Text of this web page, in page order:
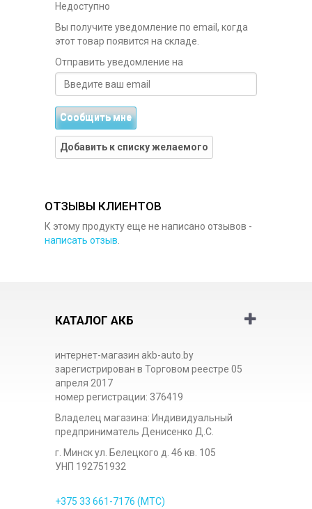
Недоступно
Вы получите уведомление по email, когда
этот товар появится на складе.
Отправить уведомление на
Сообщить мне
Добавить к списку желаемого
ОТЗЫВЫ КЛИЕНТОВ
К этому продукту еще не написано отзывов -
написать отзыв.
КАТАЛОГ АКБ
интернет-магазин akb-auto.by
зарегистрирован в Торговом реестре 05
апреля 2017
номер регистрации: 376419
Владелец магазина: Индивидуальный
предприниматель Денисенко Д.С.
г. Минск ул. Белецкого д. 46 кв. 105
УНП 192751932
+375 33 661-7176 (МТС)